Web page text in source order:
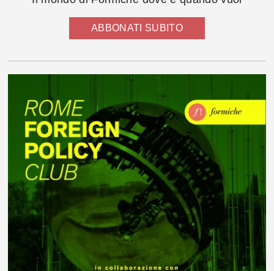
ABBONATI SUBITO